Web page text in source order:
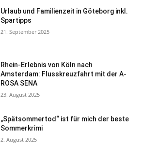
Urlaub und Familienzeit in Göteborg inkl.
Spartipps
21. September 2025
Rhein-Erlebnis von Köln nach
Amsterdam: Flusskreuzfahrt mit der A-
ROSA SENA
23. August 2025
„Spätsommertod“ ist für mich der beste
Sommerkrimi
2. August 2025